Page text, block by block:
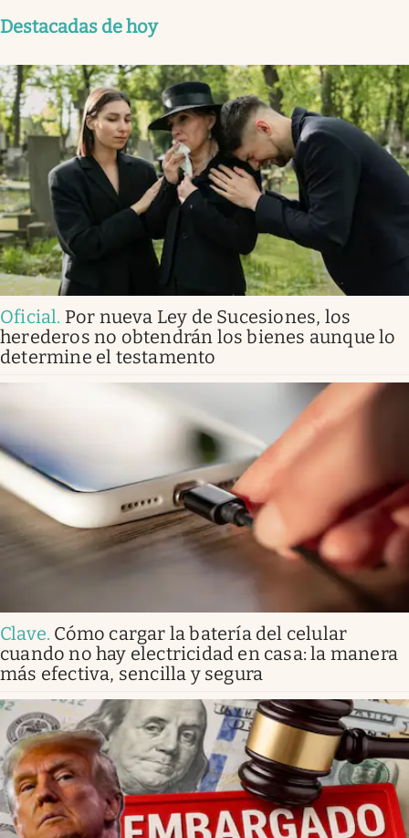
Destacadas de hoy
Oficial. Por nueva Ley de Sucesiones, los
herederos no obtendrán los bienes aunque lo
determine el testamento
Clave. Cómo cargar la batería del celular
cuando no hay electricidad en casa: la manera
más efectiva, sencilla y segura